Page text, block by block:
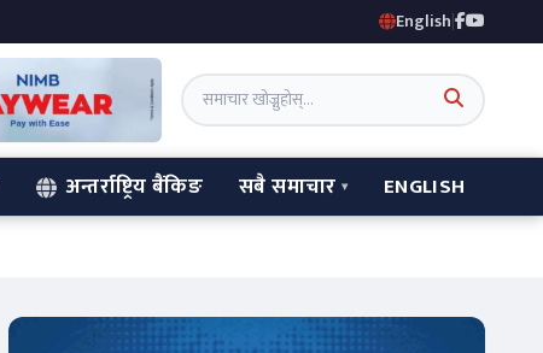
English|
अन्तर्राष्ट्रिय बैंकिङ सबै समाचार ENGLISH